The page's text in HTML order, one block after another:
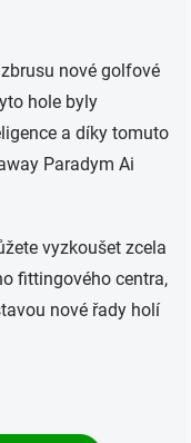
nové golfové
hole byly
a díky tomuto
Paradym Ai
vyzkoušet zcela
fittingového centra,
nové řady holí